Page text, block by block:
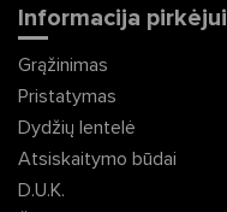
Informacija pirkėjui
Grąžinimas
Pristatymas
Dydžių lentelė
Atsiskaitymo būdai
D.U.K.